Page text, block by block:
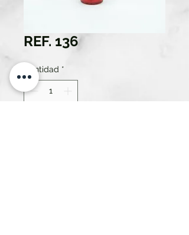
REF. 136
Cantidad *